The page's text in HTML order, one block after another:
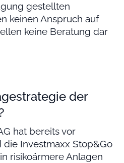
gestellten
keinen Anspruch auf
keine Beratung dar
der
hat bereits vor
Investmaxx Stop&Go
risikoärmere Anlagen